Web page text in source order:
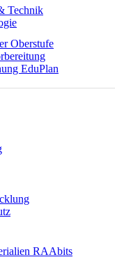
Technik
Oberstufe
EduPlan
RAAbits